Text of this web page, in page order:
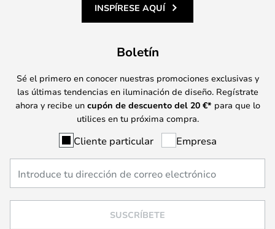
INSPÍRESE AQUÍ
Boletín
Sé el primero en conocer nuestras promociones exclusivas y
las últimas tendencias en iluminación de diseño. Regístrate
ahora y recibe un cupón de descuento del 20 €* para que lo
utilices en tu próxima compra.
Cliente particular Empresa
SUSCRÍBETE